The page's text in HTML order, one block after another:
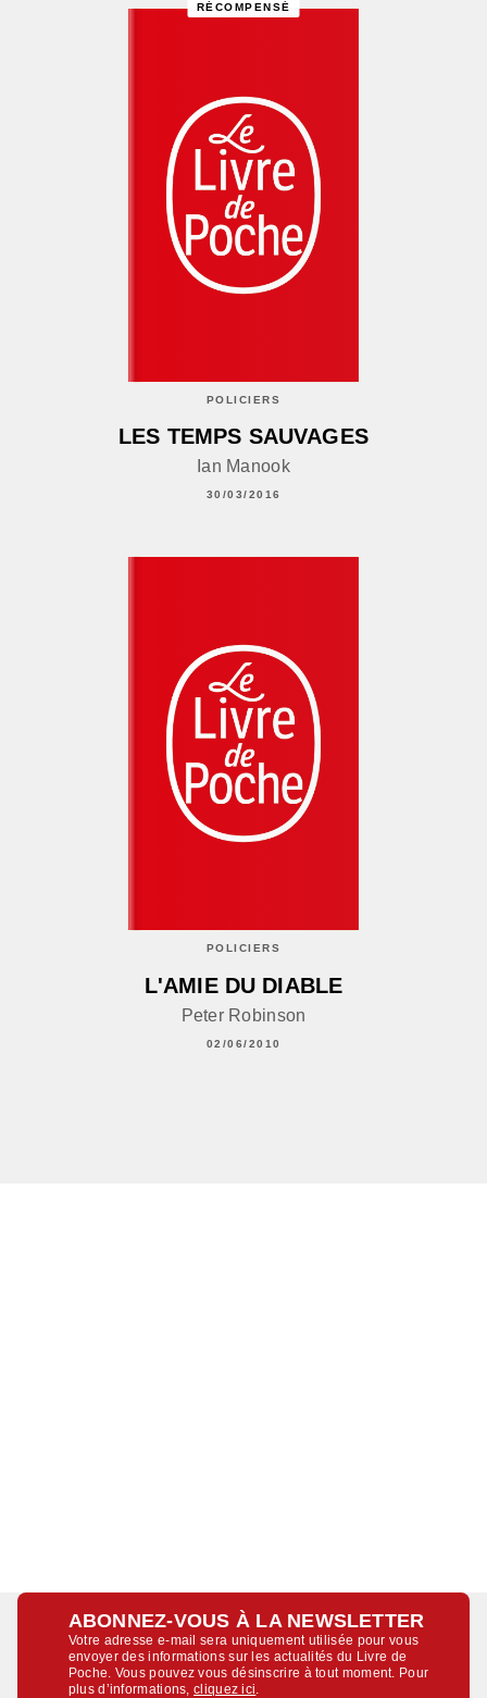
RÉCOMPENSÉ
POLICIERS
LES TEMPS SAUVAGES
Ian Manook
30/03/2016
POLICIERS
L'AMIE DU DIABLE
Peter Robinson
02/06/2010
ABONNEZ-VOUS À LA NEWSLETTER
Votre adresse e-mail sera uniquement utilisée pour vous
envoyer des informations sur les actualités du Livre de
Poche. Vous pouvez vous désinscrire à tout moment. Pour
plus d’informations,cliquez ici